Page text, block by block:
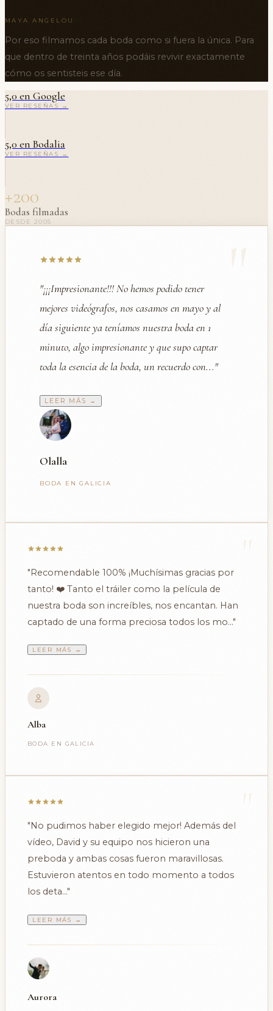
MAYA ANGELOU
Por eso filmamos cada boda como si fuera la única. Para
que dentro de treinta años podáis revivir exactamente
cómo os sentisteis ese día.
5,0 en Google
VER RESEÑAS →
5,0 en Bodalia
VER RESEÑAS →
+200
Bodas filmadas
DESDE 2005
"
"¡¡¡Impresionante!!! No hemos podido tener
mejores videógrafos, nos casamos en mayo y al
día siguiente ya teníamos nuestra boda en 1
minuto, algo impresionante y que supo captar
toda la esencia de la boda, un recuerdo con..."
LEER MÁS →
Olalla
BODA EN GALICIA
"
"Recomendable 100% ¡Muchísimas gracias por
tanto! ❤️ Tanto el tráiler como la película de
nuestra boda son increíbles, nos encantan. Han
captado de una forma preciosa todos los mo..."
LEER MÁS →
Alba
BODA EN GALICIA
"
"No pudimos haber elegido mejor! Además del
vídeo, David y su equipo nos hicieron una
preboda y ambas cosas fueron maravillosas.
Estuvieron atentos en todo momento a todos
los deta..."
LEER MÁS →
Aurora